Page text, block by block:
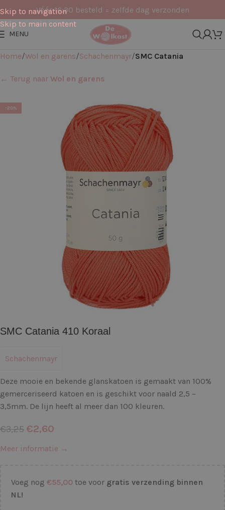
Skip to navigation
Skip to main content
Vóór 16:30 besteld = zelfde dag verzonden
MENU
Home Wol en garens Schachenmayr SMC Catania
← Terug naar Wol en garens
-20%
SMC Catania 410 Koraal
Schachenmayr
Deze mooie en bekende glanskatoen is gemaakt van 100%
gemerceriseerd katoen en is geschikt voor naald 2,5 –
3,5mm. De lijn heeft al meer dan 100 kleuren.
€3,25 €2,60
Meer informatie →
Voeg nog €55,00 toe voor gratis verzending binnen
NL!